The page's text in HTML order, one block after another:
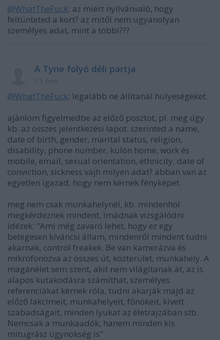
@WhatTheFuck: az miért nyilvánvaló, hogy
feltünteted a kort? az mitől nem ugyanolyan
személyes adat, mint a többi???
A Tyne folyó déli partja
@WhatTheFuck: legalább ne állítanál hülyeségeket.
ajánlom figyelmedbe az előző posztot, pl. meg úgy
kb. az összes jelentkezési lapot. szerinted a name,
date of birth, gender, marital status, religion,
disability, phone number, külön home, work és
mobile, email, sexual orientation, ethnicity, date of
conviction, sickness vajh milyen adat? abban van az
egyetlen igazad, hogy nem kérnek fényképet.
meg nem csak munkahelynél, kb. mindenhol
megkérdeznek mindent, imádnak vizsgálódni.
idézek: "Ami még zavaró lehet, hogy ez egy
betegesen kíváncsi állam, mindenről mindent tudni
akarnak, control freakek. Be van kamerázva és
mikrofonozva az összes út, közterület, munkahely. A
magánélet sem szent, akit nem világítanak át, az is
alapos kutakodásra számíthat, személyes
referenciákat kérnek róla, tudni akarják majd az
előző lakcímeit, munkahelyeit, főnökeit, kivett
szabadságait, minden lyukat az életrajzában stb.
Nemcsak a munkaadók, hanem minden kis
mitugrász ügynökség is"